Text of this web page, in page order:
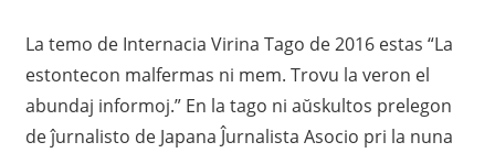
La temo de Internacia Virina Tago de 2016 estas “La
estontecon malfermas ni mem. Trovu la veron el
abundaj informoj.” En la tago ni aŭskultos prelegon
de ĵurnalisto de Japana Ĵurnalista Asocio pri la nuna